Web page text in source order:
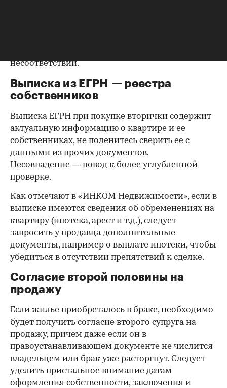
несоответствий.
Выписка из ЕГРН — реестра
собственников
Выписка ЕГРН при покупке вторички содержит
актуальную информацию о квартире и ее
собственниках, не поленитесь сверить ее с
данными из прочих документов.
Несовпадение — повод к более углубленной
проверке.
Как отмечают в «ИНКОМ-Недвижимости», если в
выписке имеются сведения об обременениях на
квартиру (ипотека, арест и т.д.), следует
запросить у продавца дополнительные
документы, например о выплате ипотеки, чтобы
убедиться в отсутствии препятствий к сделке.
Согласие второй половины на
продажу
Если жилье приобреталось в браке, необходимо
будет получить согласие второго супруга на
продажу, причем даже если он в
правоустанавливающем документе не числится
владельцем или брак уже расторгнут. Следует
уделить пристальное внимание датам
оформления собственности, заключения и